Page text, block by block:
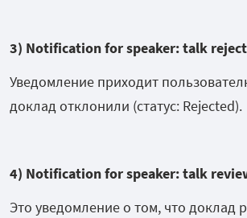
3) Notification for speaker: talk
Уведомление приходит
доклад отклонили (статус: Rejected).
4) Notification for speaker: talk
Это уведомление о том, что доклад